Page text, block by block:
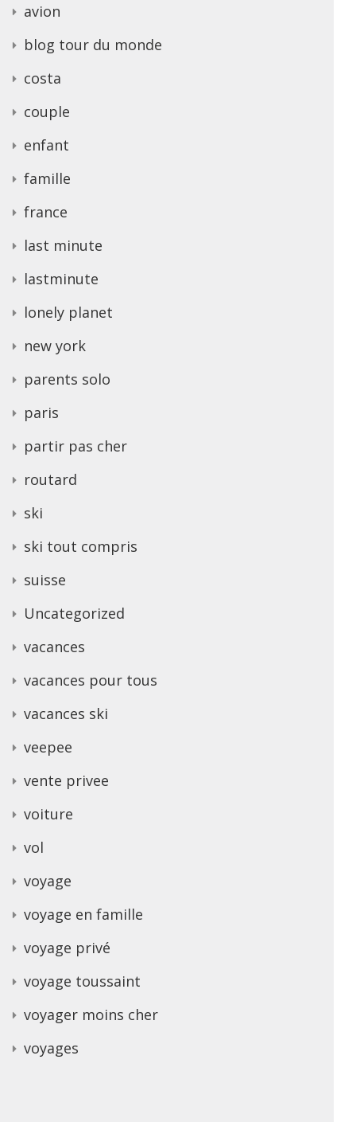
avion
blog tour du monde
costa
couple
enfant
famille
france
last minute
lastminute
lonely planet
new york
parents solo
paris
partir pas cher
routard
ski
ski tout compris
suisse
Uncategorized
vacances
vacances pour tous
vacances ski
veepee
vente privee
voiture
vol
voyage
voyage en famille
voyage privé
voyage toussaint
voyager moins cher
voyages